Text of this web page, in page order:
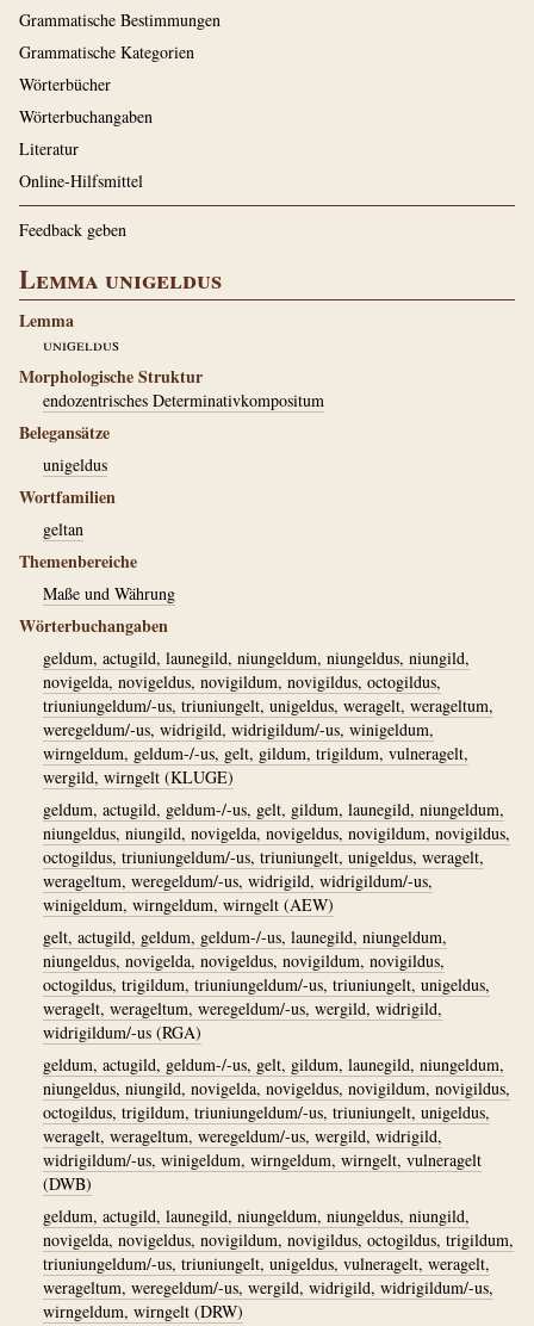
Grammatische Bestimmungen
Grammatische Kategorien
Wörterbücher
Wörterbuchangaben
Literatur
Online-Hilfsmittel
Feedback geben
Lemma unigeldus
Lemma
unigeldus
Morphologische Struktur
endozentrisches Determinativkompositum
Belegansätze
unigeldus
Wortfamilien
geltan
Themenbereiche
Maße und Währung
Wörterbuchangaben
geldum, actugild, launegild, niungeldum, niungeldus, niungild,
novigelda, novigeldus, novigildum, novigildus, octogildus,
triuniungeldum/-us, triuniungelt, unigeldus, weragelt, werageltum,
weregeldum/-us, widrigild, widrigildum/-us, winigeldum,
wirngeldum, geldum-/-us, gelt, gildum, trigildum, vulneragelt,
wergild, wirngelt (KLUGE)
geldum, actugild, geldum-/-us, gelt, gildum, launegild, niungeldum,
niungeldus, niungild, novigelda, novigeldus, novigildum, novigildus,
octogildus, triuniungeldum/-us, triuniungelt, unigeldus, weragelt,
werageltum, weregeldum/-us, widrigild, widrigildum/-us,
winigeldum, wirngeldum, wirngelt (AEW)
gelt, actugild, geldum, geldum-/-us, launegild, niungeldum,
niungeldus, novigelda, novigeldus, novigildum, novigildus,
octogildus, trigildum, triuniungeldum/-us, triuniungelt, unigeldus,
weragelt, werageltum, weregeldum/-us, wergild, widrigild,
widrigildum/-us (RGA)
geldum, actugild, geldum-/-us, gelt, gildum, launegild, niungeldum,
niungeldus, niungild, novigelda, novigeldus, novigildum, novigildus,
octogildus, trigildum, triuniungeldum/-us, triuniungelt, unigeldus,
weragelt, werageltum, weregeldum/-us, wergild, widrigild,
widrigildum/-us, winigeldum, wirngeldum, wirngelt, vulneragelt
(DWB)
geldum, actugild, launegild, niungeldum, niungeldus, niungild,
novigelda, novigeldus, novigildum, novigildus, octogildus, trigildum,
triuniungeldum/-us, triuniungelt, unigeldus, vulneragelt, weragelt,
werageltum, weregeldum/-us, wergild, widrigild, widrigildum/-us,
wirngeldum, wirngelt (DRW)